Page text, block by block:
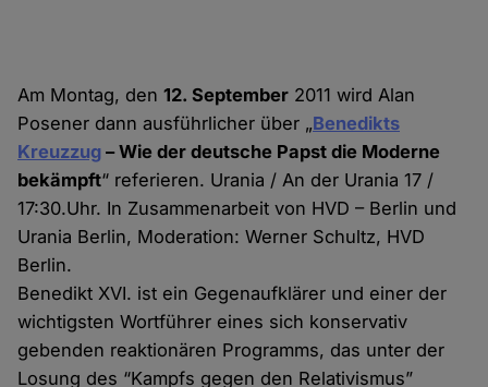
Am Montag, den12. September 2011 wird Alan
Posener dann ausführlicher über „Benedikts
Kreuzzug – Wie der deutsche Papst die Moderne
bekämpft“ referieren. Urania / An der Urania 17 /
17:30.Uhr. In Zusammenarbeit von HVD – Berlin und
Urania Berlin, Moderation: Werner Schultz, HVD
Berlin.
Benedikt XVI. ist ein Gegenaufklärer und einer der
wichtigsten Wortführer eines sich konservativ
gebenden reaktionären Programms, das unter der
Losung des “Kampfs gegen den Relativismus”